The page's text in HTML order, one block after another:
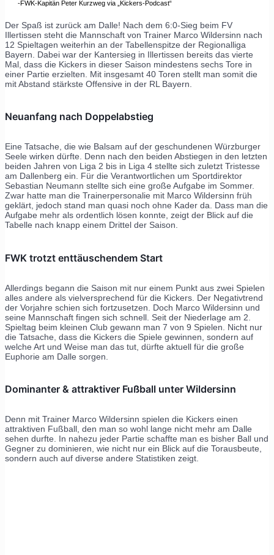
-FWK-Kapitän Peter Kurzweg via „Kickers-Podcast“
Der Spaß ist zurück am Dalle! Nach dem 6:0-Sieg beim FV
Illertissen steht die Mannschaft von Trainer Marco Wildersinn nach
12 Spieltagen weiterhin an der Tabellenspitze der Regionalliga
Bayern. Dabei war der Kantersieg in Illertissen bereits das vierte
Mal, dass die Kickers in dieser Saison mindestens sechs Tore in
einer Partie erzielten. Mit insgesamt 40 Toren stellt man somit die
mit Abstand stärkste Offensive in der RL Bayern.
Neuanfang nach Doppelabstieg
Eine Tatsache, die wie Balsam auf der geschundenen Würzburger
Seele wirken dürfte. Denn nach den beiden Abstiegen in den letzten
beiden Jahren von Liga 2 bis in Liga 4 stellte sich zuletzt Tristesse
am Dallenberg ein. Für die Verantwortlichen um Sportdirektor
Sebastian Neumann stellte sich eine große Aufgabe im Sommer.
Zwar hatte man die Trainerpersonalie mit Marco Wildersinn früh
geklärt, jedoch stand man quasi noch ohne Kader da. Dass man die
Aufgabe mehr als ordentlich lösen konnte, zeigt der Blick auf die
Tabelle nach knapp einem Drittel der Saison.
FWK trotzt enttäuschendem Start
Allerdings begann die Saison mit nur einem Punkt aus zwei Spielen
alles andere als vielversprechend für die Kickers. Der Negativtrend
der Vorjahre schien sich fortzusetzen. Doch Marco Wildersinn und
seine Mannschaft fingen sich schnell. Seit der Niederlage am 2.
Spieltag beim kleinen Club gewann man 7 von 9 Spielen. Nicht nur
die Tatsache, dass die Kickers die Spiele gewinnen, sondern auf
welche Art und Weise man das tut, dürfte aktuell für die große
Euphorie am Dalle sorgen.
Dominanter & attraktiver Fußball unter Wildersinn
Denn mit Trainer Marco Wildersinn spielen die Kickers einen
attraktiven Fußball, den man so wohl lange nicht mehr am Dalle
sehen durfte. In nahezu jeder Partie schaffte man es bisher Ball und
Gegner zu dominieren, wie nicht nur ein Blick auf die Torausbeute,
sondern auch auf diverse andere Statistiken zeigt.